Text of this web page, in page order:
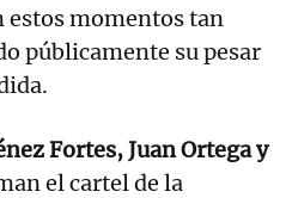
estos momentos tan
públicamente su pesar
Fortes, Juan Ortega y
el cartel de la